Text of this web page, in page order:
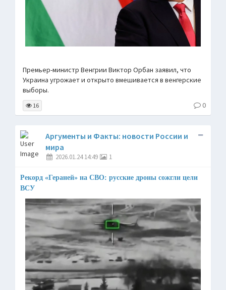
Премьер-министр Венгрии Виктор Орбан заявил, что
Украина угрожает и открыто вмешивается в венгерские
выборы.
16 0
Аргументы и Факты: новости России и
мира
2026.01.24 14:49 1
Рекорд «Гераней» на СВО: русские дроны сожгли цели
ВСУ